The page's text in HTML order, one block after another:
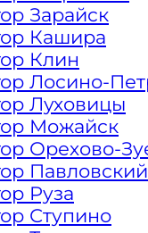
за
Зарайск
Кашира
Клин
Лосино-
Луховицы
Можайск
Орехово-
Руза
Ступино